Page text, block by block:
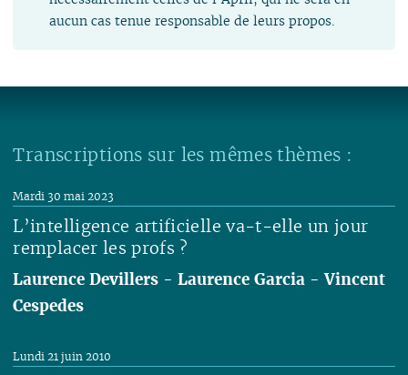
aucun cas tenue responsable de leurs propos.
Transcriptions sur les mêmes thèmes :
L’intelligence artificielle va-t-elle un jour
remplacer les profs ?
Mardi 30 mai 2023
Laurence Devillers -Laurence Garcia -Vincent
Cespedes
Lire
Lundi 21 juin 2010